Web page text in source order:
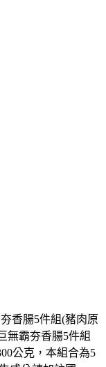
香腸5件組(豬肉原
無霸夯香腸5件組
公克，本組合為5